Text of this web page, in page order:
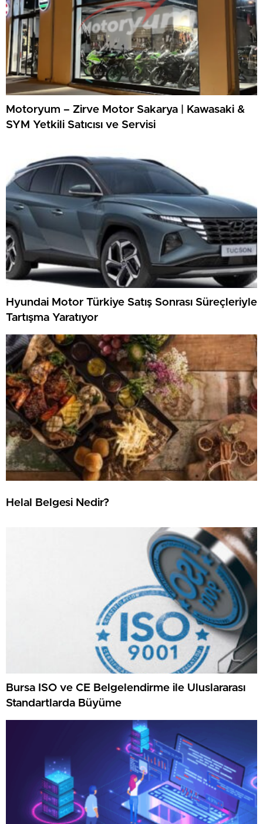
Motoryum – Zirve Motor Sakarya | Kawasaki &
SYM Yetkili Satıcısı ve Servisi
Hyundai Motor Türkiye Satış Sonrası Süreçleriyle
Tartışma Yaratıyor
Helal Belgesi Nedir?
Bursa ISO ve CE Belgelendirme ile Uluslararası
Standartlarda Büyüme